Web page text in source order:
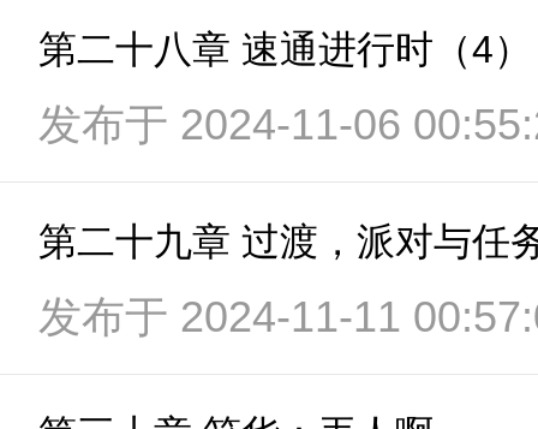
第二十八章 速通进行时（4）
发布于 2024-11-06
第二十九章 过渡，派对与任
发布于 2024-11-11